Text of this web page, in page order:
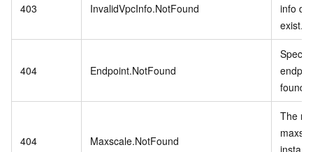
403 InvalidVpcInfo.NotFound
info
exist.
404 Endpoint.NotFound
found.
404 Maxscale.NotFound
The